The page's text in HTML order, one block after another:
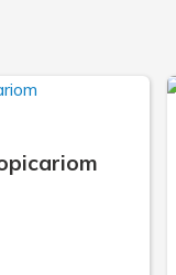
Na mieru zájazdy